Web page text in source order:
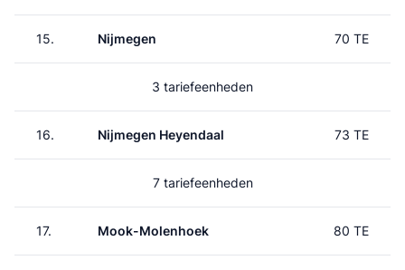
15. Nijmegen 70 TE
3 tariefeenheden
16. Nijmegen Heyendaal 73 TE
7 tariefeenheden
17. Mook-Molenhoek 80 TE